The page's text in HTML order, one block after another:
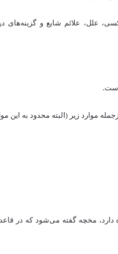
علل، علائم شایع و گزینه‌های
است.
موارد زیر (البته محدود به این
مخچه گفته می‌شود که در